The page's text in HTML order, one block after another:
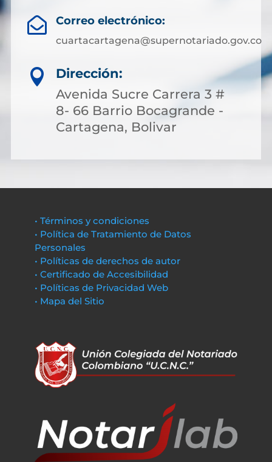
 Correo electrónico:
cuartacartagena@supernotariado.gov.co

Dirección:
Avenida Sucre Carrera 3 #
8- 66 Barrio Bocagrande -
Cartagena, Bolivar
• Términos y condiciones
• Política de Tratamiento de Datos
Personales
• Políticas de derechos de autor
• Certificado de Accesibilidad
• Políticas de Privacidad Web
• Mapa del Sitio